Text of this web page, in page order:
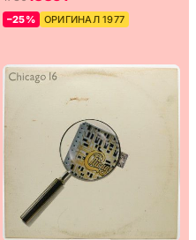
–25% ОРИГИНАЛ 1977